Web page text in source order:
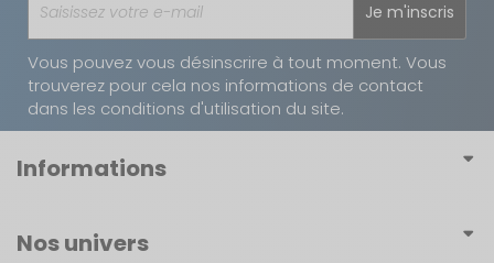
Je m'inscris
Vous pouvez vous désinscrire à tout moment. Vous
trouverez pour cela nos informations de contact
dans les conditions d'utilisation du site.
Informations
Conditions générales d'utilisation
Nos univers